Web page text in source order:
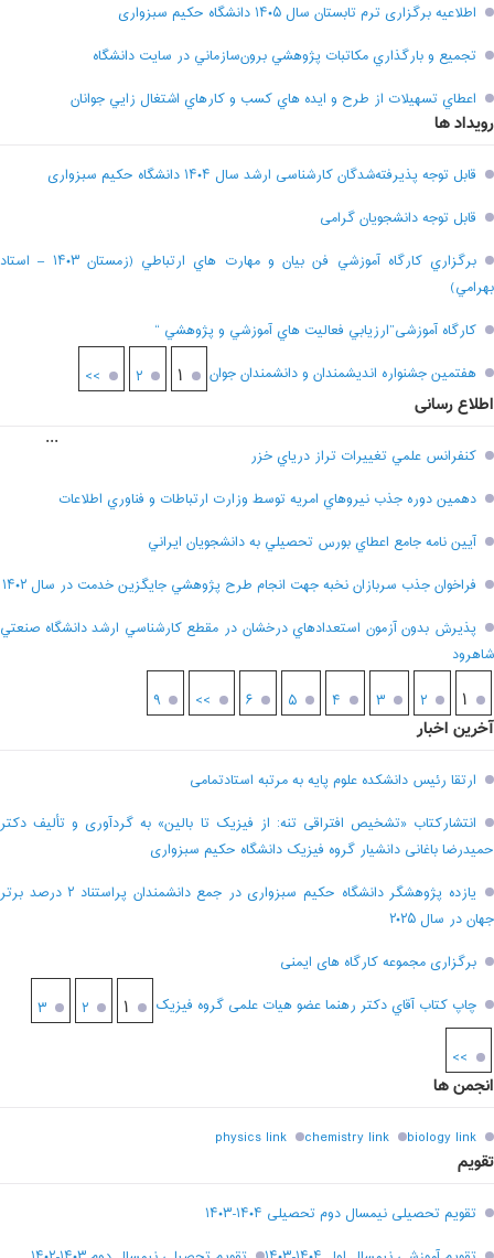
اطلاعیه برگزاری ترم تابستان سال ۱۴۰۵ دانشگاه حکیم سبزواری
تجميع و بارگذاري مکاتبات پژوهشي برون‌سازماني در سايت دانشگاه
اعطاي تسهيلات از طرح و ايده هاي کسب و کارهاي اشتغال زايي جوانان
رویداد ها
قابل توجه پذیرفته‌شدگان کارشناسی ارشد سال ۱۴۰۴ دانشگاه حکیم سبزواری
قابل توجه دانشجویان گرامی
برگزاري کارگاه آموزشي فن بيان و مهارت هاي ارتباطي (زمستان ۱۴۰۳ – استاد
بهرامي)
کارگاه آموزشی”ارزيابي فعاليت هاي آموزشي و پژوهشي “
هفتمين جشنواره انديشمندان و دانشمندان جوان
۱ ۲ >>
اطلاع رسانی
کنفرانس علمي تغييرات تراز درياي خزر
دهمين دوره جذب نيروهاي امريه توسط وزارت ارتباطات و فناوري اطلاعات
آيين نامه جامع اعطاي بورس تحصيلي به دانشجويان ايراني
فراخوان جذب سربازان نخبه جهت انجام طرح پژوهشي جايگزين خدمت در سال ۱۴۰۲
پذيرش بدون آزمون استعدادهاي درخشان در مقطع کارشناسي ارشد دانشگاه صنعتي
شاهرود
۱ ۲ ۳ ۴ ۵ ۶
...
۹ >>
آخرین اخبار
ارتقا رئیس دانشکده علوم پایه به مرتبه استادتمامی
انتشارکتاب «تشخیص افتراقی تنه: از فیزیک تا بالین» به گردآوری و تألیف دکتر
حمیدرضا باغانی دانشیار گروه فیزیک دانشگاه حکیم سبزواری
یازده پژوهشگر دانشگاه حکیم سبزواری در جمع دانشمندان پراستناد ۲ درصد برتر
جهان در سال ۲۰۲۵
برگزاری مجموعه کارگاه های ایمنی
چاپ کتاب آقاي دکتر رهنما عضو هیات علمی گروه فیزیک
۱ ۲ ۳
>>
انجمن ها
biology link
chemistry link
physics link
تقویم
تقویم تحصیلی نیمسال دوم تحصیلی ۱۴۰۴-۱۴۰۳